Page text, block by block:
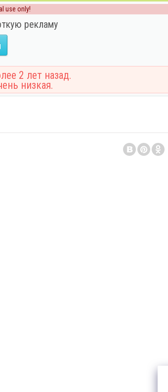
use only!
рекламу
2 лет назад.
низкая.